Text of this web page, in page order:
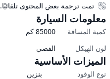
تمت ترجمة بعض المحتوى تلقائيًا.
معلومات السيارة
كمية المسافة 85000 كم
لون الهيكل
الفضي
الميزات الأساسية
نوع الوقود
بنزين